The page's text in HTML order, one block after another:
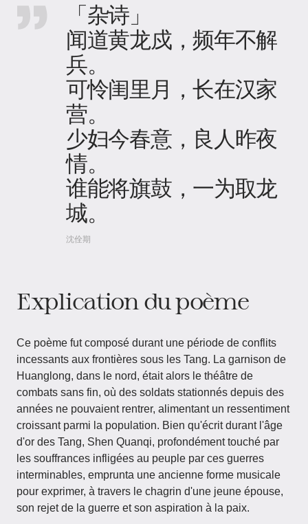
「杂诗」
闻道黄龙戍，频年不解
兵。
可怜闺里月，长在汉家
营。
少妇今春意，良人昨夜
情。
谁能将旗鼓，一为取龙
城。
沈佺期
Explication du poème
Ce poème fut composé durant une période de conflits
incessants aux frontières sous les Tang. La garnison de
Huanglong, dans le nord, était alors le théâtre de
combats sans fin, où des soldats stationnés depuis des
années ne pouvaient rentrer, alimentant un ressentiment
croissant parmi la population. Bien qu'écrit durant l'âge
d'or des Tang, Shen Quanqi, profondément touché par
les souffrances infligées au peuple par ces guerres
interminables, emprunta une ancienne forme musicale
pour exprimer, à travers le chagrin d'une jeune épouse,
son rejet de la guerre et son aspiration à la paix.